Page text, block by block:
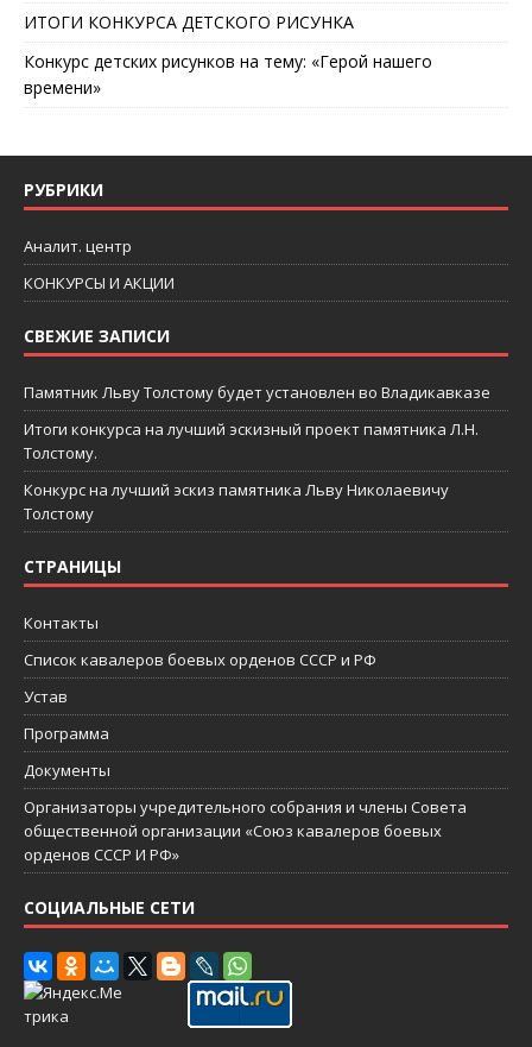
ИТОГИ КОНКУРСА ДЕТСКОГО РИСУНКА
Конкурс детских рисунков на тему: «Герой нашего
времени»
РУБРИКИ
Аналит. центр
КОНКУРСЫ И АКЦИИ
СВЕЖИЕ ЗАПИСИ
Памятник Льву Толстому будет установлен во Владикавказе
Итоги конкурса на лучший эскизный проект памятника Л.Н.
Толстому.
Конкурс на лучший эскиз памятника Льву Николаевичу
Толстому
СТРАНИЦЫ
Контакты
Список кавалеров боевых орденов СССР и РФ
Устав
Программа
Документы
Организаторы учредительного собрания и члены Совета
общественной организации «Союз кавалеров боевых
орденов СССР И РФ»
СОЦИАЛЬНЫЕ СЕТИ